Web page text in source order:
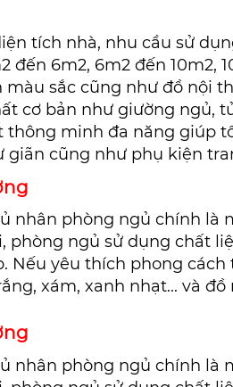
tích nhà, nhu cầu sử
6m2, 6m2 đến 10m2,
sắc cũng như đồ nội
cơ bản như giường ngủ,
thông minh đa năng giúp
giãn cũng như phụ kiện
nhân phòng ngủ chính
phòng ngủ sử dụng chất
Nếu yêu thích phong
xám, xanh nhạt... và
nhân phòng ngủ chính